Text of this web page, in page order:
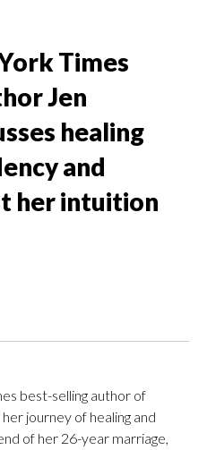
Times
Jen
healing
and
her intuition
best-selling author of
her journey of healing and
of her 26-year marriage,